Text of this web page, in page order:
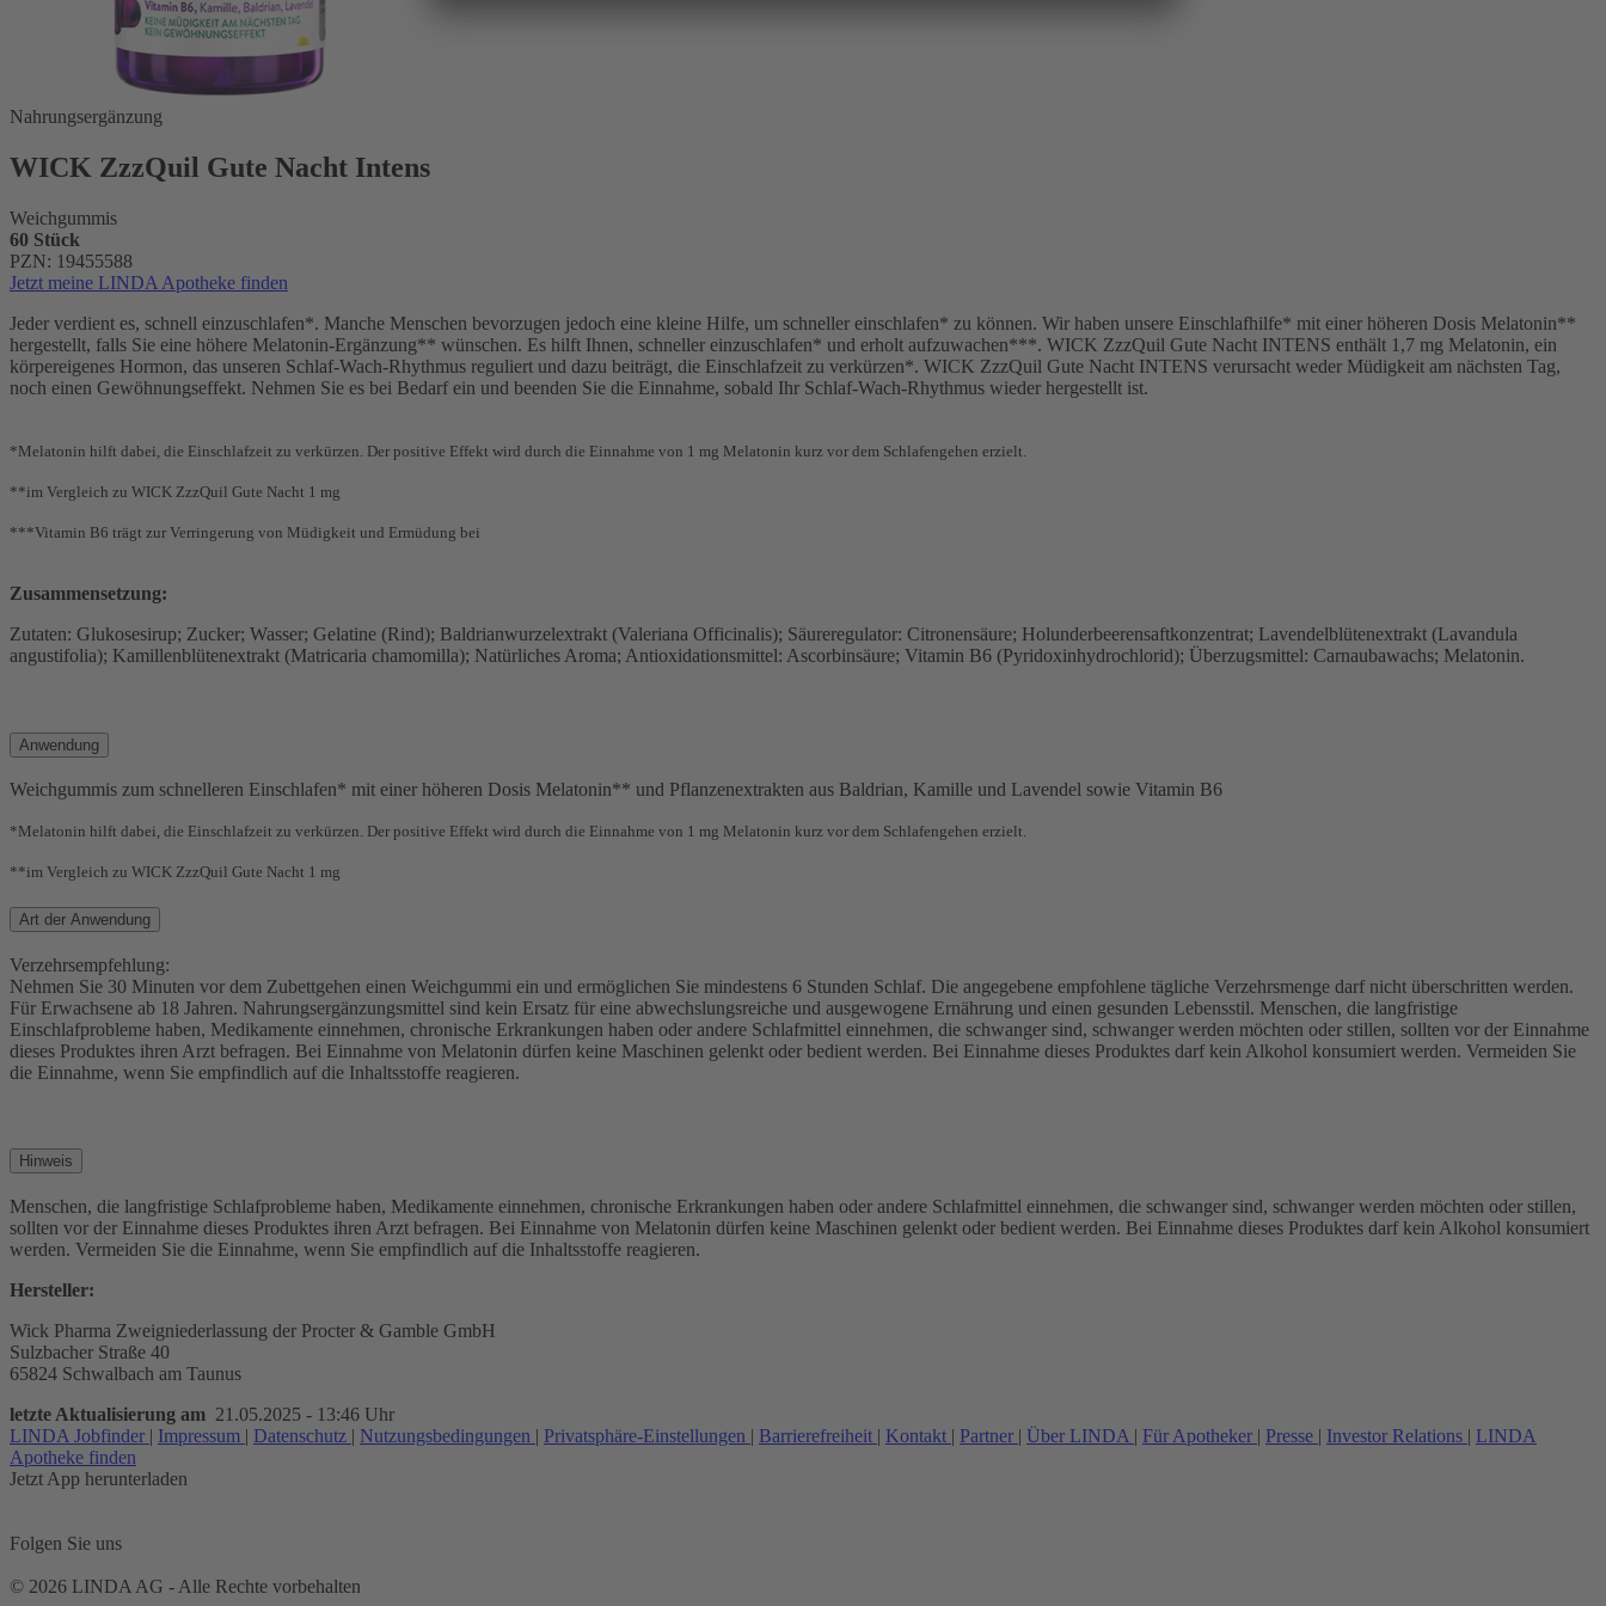
Nahrungsergänzung
WICK ZzzQuil Gute Nacht Intens
Weichgummis
60 Stück
PZN: 19455588
Jetzt meine LINDA Apotheke finden
Jeder verdient es, schnell einzuschlafen*. Manche Menschen bevorzugen jedoch eine kleine Hilfe, um schneller einschlafen* zu können. Wir haben unsere Einschlafhilfe* mit einer höheren Dosis Melatonin**
hergestellt, falls Sie eine höhere Melatonin-Ergänzung** wünschen. Es hilft Ihnen, schneller einzuschlafen* und erholt aufzuwachen***. WICK ZzzQuil Gute Nacht INTENS enthält 1,7 mg Melatonin, ein
körpereigenes Hormon, das unseren Schlaf-Wach-Rhythmus reguliert und dazu beiträgt, die Einschlafzeit zu verkürzen*. WICK ZzzQuil Gute Nacht INTENS verursacht weder Müdigkeit am nächsten Tag,
noch einen Gewöhnungseffekt. Nehmen Sie es bei Bedarf ein und beenden Sie die Einnahme, sobald Ihr Schlaf-Wach-Rhythmus wieder hergestellt ist.
*Melatonin hilft dabei, die Einschlafzeit zu verkürzen. Der positive Effekt wird durch die Einnahme von 1 mg Melatonin kurz vor dem Schlafengehen erzielt.
**im Vergleich zu WICK ZzzQuil Gute Nacht 1 mg
***Vitamin B6 trägt zur Verringerung von Müdigkeit und Ermüdung bei
Zusammensetzung:
Zutaten: Glukosesirup; Zucker; Wasser; Gelatine (Rind); Baldrianwurzelextrakt (Valeriana Officinalis); Säureregulator: Citronensäure; Holunderbeerensaftkonzentrat; Lavendelblütenextrakt (Lavandula
angustifolia); Kamillenblütenextrakt (Matricaria chamomilla); Natürliches Aroma; Antioxidationsmittel: Ascorbinsäure; Vitamin B6 (Pyridoxinhydrochlorid); Überzugsmittel: Carnaubawachs; Melatonin.
Anwendung
Weichgummis zum schnelleren Einschlafen* mit einer höheren Dosis Melatonin** und Pflanzenextrakten aus Baldrian, Kamille und Lavendel sowie Vitamin B6
*Melatonin hilft dabei, die Einschlafzeit zu verkürzen. Der positive Effekt wird durch die Einnahme von 1 mg Melatonin kurz vor dem Schlafengehen erzielt.
**im Vergleich zu WICK ZzzQuil Gute Nacht 1 mg
Art der Anwendung
Verzehrsempfehlung:
Nehmen Sie 30 Minuten vor dem Zubettgehen einen Weichgummi ein und ermöglichen Sie mindestens 6 Stunden Schlaf. Die angegebene empfohlene tägliche Verzehrsmenge darf nicht überschritten werden.
Für Erwachsene ab 18 Jahren. Nahrungsergänzungsmittel sind kein Ersatz für eine abwechslungsreiche und ausgewogene Ernährung und einen gesunden Lebensstil. Menschen, die langfristige
Einschlafprobleme haben, Medikamente einnehmen, chronische Erkrankungen haben oder andere Schlafmittel einnehmen, die schwanger sind, schwanger werden möchten oder stillen, sollten vor der Einnahme
dieses Produktes ihren Arzt befragen. Bei Einnahme von Melatonin dürfen keine Maschinen gelenkt oder bedient werden. Bei Einnahme dieses Produktes darf kein Alkohol konsumiert werden. Vermeiden Sie
die Einnahme, wenn Sie empfindlich auf die Inhaltsstoffe reagieren.
Hinweis
Menschen, die langfristige Schlafprobleme haben, Medikamente einnehmen, chronische Erkrankungen haben oder andere Schlafmittel einnehmen, die schwanger sind, schwanger werden möchten oder stillen,
sollten vor der Einnahme dieses Produktes ihren Arzt befragen. Bei Einnahme von Melatonin dürfen keine Maschinen gelenkt oder bedient werden. Bei Einnahme dieses Produktes darf kein Alkohol konsumiert
werden. Vermeiden Sie die Einnahme, wenn Sie empfindlich auf die Inhaltsstoffe reagieren.
Hersteller:
Wick Pharma Zweigniederlassung der Procter & Gamble GmbH
Sulzbacher Straße 40
65824 Schwalbach am Taunus
letzte Aktualisierung am 21.05.2025 - 13:46 Uhr
LINDA Jobfinder | Impressum | Datenschutz | Nutzungsbedingungen | Privatsphäre-Einstellungen | Barrierefreiheit | Kontakt | Partner | Über LINDA | Für Apotheker | Presse | Investor Relations | LINDA
Apotheke finden
Jetzt App herunterladen
Folgen Sie uns
© 2026 LINDA AG - Alle Rechte vorbehalten